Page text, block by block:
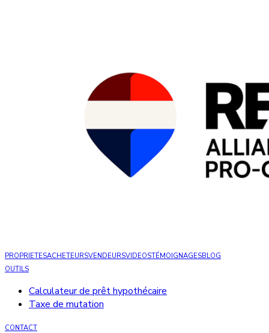
PROPRIETESACHETEURSVENDEURSVIDEOSTÉMOIGNAGESBLOG
OUTILS
Calculateur de prêt hypothécaire
Taxe de mutation
CONTACT